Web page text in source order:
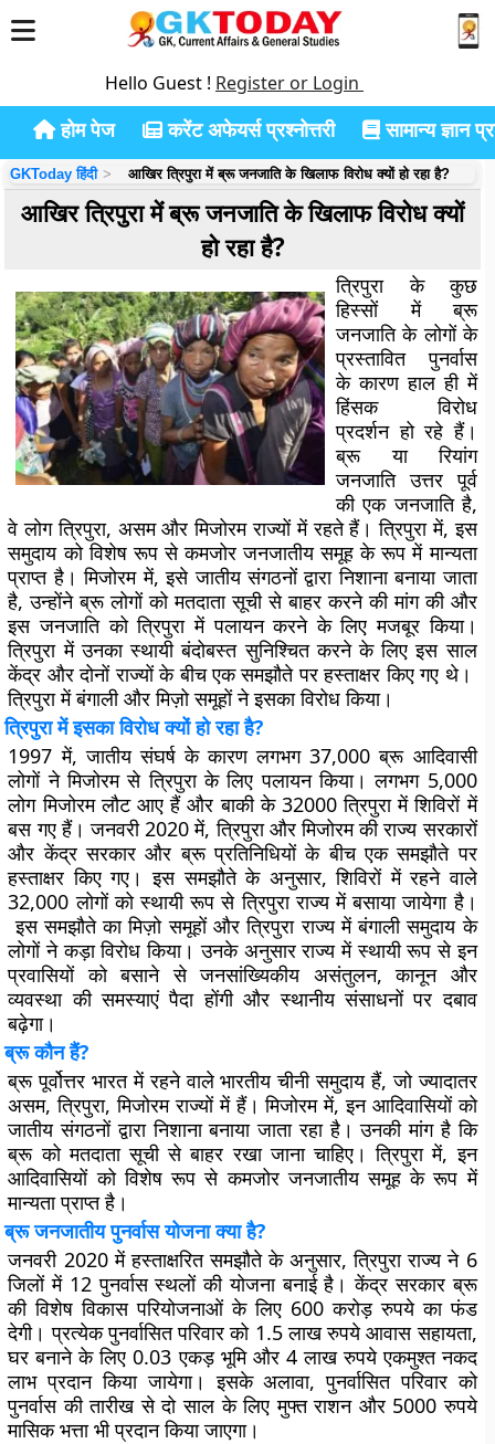
Hello Guest ! Register or Login
होम पेज करेंट अफेयर्स प्रश्नोत्तरी सामान्य ज्ञान
GKToday हिंदी आखिर त्रिपुरा में ब्रू जनजाति के खिलाफ विरोध क्यों हो रहा है?
आखिर त्रिपुरा में ब्रू जनजाति के खिलाफ विरोध क्यों
हो रहा है?
त्रिपुरा के कुछ
हिस्सों में ब्रू
जनजाति के लोगों के
प्रस्तावित पुनर्वास
के कारण हाल ही में
हिंसक विरोध
प्रदर्शन हो रहे हैं।
ब्रू या रियांग
जनजाति उत्तर पूर्व
की एक जनजाति है,
वे लोग त्रिपुरा, असम और मिजोरम राज्यों में रहते हैं। त्रिपुरा में, इस
समुदाय को विशेष रूप से कमजोर जनजातीय समूह के रूप में मान्यता
प्राप्त है। मिजोरम में, इसे जातीय संगठनों द्वारा निशाना बनाया जाता
है, उन्होंने ब्रू लोगों को मतदाता सूची से बाहर करने की मांग की और
इस जनजाति को त्रिपुरा में पलायन करने के लिए मजबूर किया।
त्रिपुरा में उनका स्थायी बंदोबस्त सुनिश्चित करने के लिए इस साल
केंद्र और दोनों राज्यों के बीच एक समझौते पर हस्ताक्षर किए गए थे।
त्रिपुरा में बंगाली और मिज़ो समूहों ने इसका विरोध किया।
त्रिपुरा में इसका विरोध क्यों हो रहा है?
1997 में, जातीय संघर्ष के कारण लगभग 37,000 ब्रू आदिवासी
लोगों ने मिजोरम से त्रिपुरा के लिए पलायन किया। लगभग 5,000
लोग मिजोरम लौट आए हैं और बाकी के 32000 त्रिपुरा में शिविरों में
बस गए हैं। जनवरी 2020 में, त्रिपुरा और मिजोरम की राज्य सरकारों
और केंद्र सरकार और ब्रू प्रतिनिधियों के बीच एक समझौते पर
हस्ताक्षर किए गए। इस समझौते के अनुसार, शिविरों में रहने वाले
32,000 लोगों को स्थायी रूप से त्रिपुरा राज्य में बसाया जायेगा है।
इस समझौते का मिज़ो समूहों और त्रिपुरा राज्य में बंगाली समुदाय के
लोगों ने कड़ा विरोध किया। उनके अनुसार राज्य में स्थायी रूप से इन
प्रवासियों को बसाने से जनसांख्यिकीय असंतुलन, कानून और
व्यवस्था की समस्याएं पैदा होंगी और स्थानीय संसाधनों पर दबाव
बढ़ेगा।
ब्रू कौन हैं?
ब्रू पूर्वोत्तर भारत में रहने वाले भारतीय चीनी समुदाय हैं, जो ज्यादातर
असम, त्रिपुरा, मिजोरम राज्यों में हैं। मिजोरम में, इन आदिवासियों को
जातीय संगठनों द्वारा निशाना बनाया जाता रहा है। उनकी मांग है कि
ब्रू को मतदाता सूची से बाहर रखा जाना चाहिए। त्रिपुरा में, इन
आदिवासियों को विशेष रूप से कमजोर जनजातीय समूह के रूप में
मान्यता प्राप्त है।
ब्रू जनजातीय पुनर्वास योजना क्या है?
जनवरी 2020 में हस्ताक्षरित समझौते के अनुसार, त्रिपुरा राज्य ने 6
जिलों में 12 पुनर्वास स्थलों की योजना बनाई है। केंद्र सरकार ब्रू
की विशेष विकास परियोजनाओं के लिए 600 करोड़ रुपये का फंड
देगी। प्रत्येक पुनर्वासित परिवार को 1.5 लाख रुपये आवास सहायता,
घर बनाने के लिए 0.03 एकड़ भूमि और 4 लाख रुपये एकमुश्त नकद
लाभ प्रदान किया जायेगा। इसके अलावा, पुनर्वासित परिवार को
पुनर्वास की तारीख से दो साल के लिए मुफ्त राशन और 5000 रुपये
मासिक भत्ता भी प्रदान किया जाएगा।